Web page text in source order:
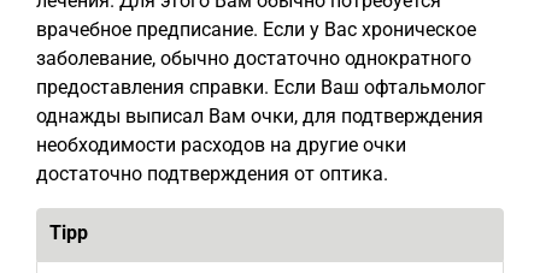
врачебное предписание. Если у Вас хроническое
заболевание, обычно достаточно однократного
предоставления справки. Если Ваш офтальмолог
однажды выписал Вам очки, для подтверждения
необходимости расходов на другие очки
достаточно подтверждения от оптика.
Tipp